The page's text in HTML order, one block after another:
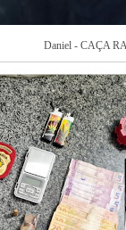
Daniel - CAÇA